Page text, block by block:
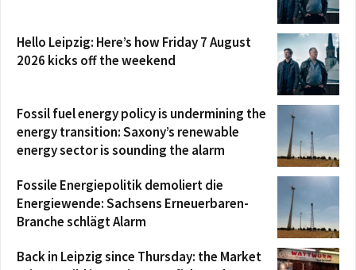
Hello Leipzig: Here’s how Friday 7 August
2026 kicks off the weekend
Fossil fuel energy policy is undermining the
energy transition: Saxony’s renewable
energy sector is sounding the alarm
Fossile Energiepolitik demoliert die
Energiewende: Sachsens Erneuerbaren-
Branche schlägt Alarm
Back in Leipzig since Thursday: the Market